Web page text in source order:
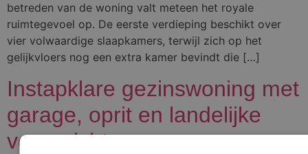
betreden van de woning valt meteen het royale
ruimtegevoel op. De eerste verdieping beschikt over
vier volwaardige slaapkamers, terwijl zich op het
gelijkvloers nog een extra kamer bevindt die […]
Instapklare gezinswoning met
garage, oprit en landelijke
vergezichten